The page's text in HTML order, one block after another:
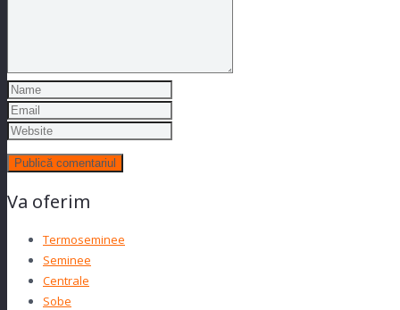
Va oferim
Termoseminee
Seminee
Centrale
Sobe